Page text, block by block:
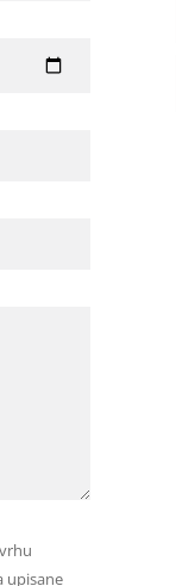
upisane